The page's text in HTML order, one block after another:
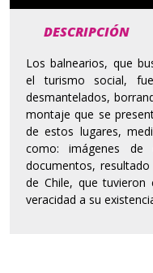
DESCRIPCIÓN
Los balnearios, que
el turismo social,
desmantelados,
montaje que se
de estos lugares,
como: imágenes
documentos,
de Chile, que
veracidad a su